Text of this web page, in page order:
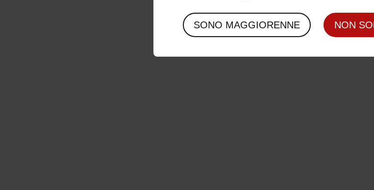
SONO MAGGIORENNE NON